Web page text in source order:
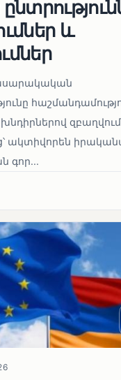
և
զբաղվում
ակտիվորեն
գոր...